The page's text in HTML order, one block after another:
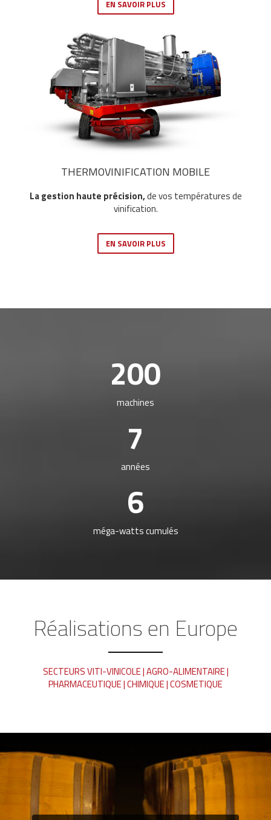
EN SAVOIR PLUS
THERMOVINIFICATION MOBILE
La gestion haute précision,de vos températures de
vinification.
EN SAVOIR PLUS
200
machines
7
années
6
méga-watts cumulés
Réalisations en Europe
SECTEURS VITI-VINICOLE | AGRO-ALIMENTAIRE |
PHARMACEUTIQUE | CHIMIQUE | COSMETIQUE